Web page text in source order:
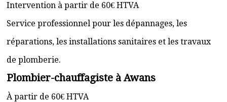
Intervention à partir de 60€ HTVA
Service professionnel pour les dépannages, les
réparations, les installations sanitaires et les travaux
de plomberie.
Plombier-chauffagiste à Awans
À partir de 60€ HTVA